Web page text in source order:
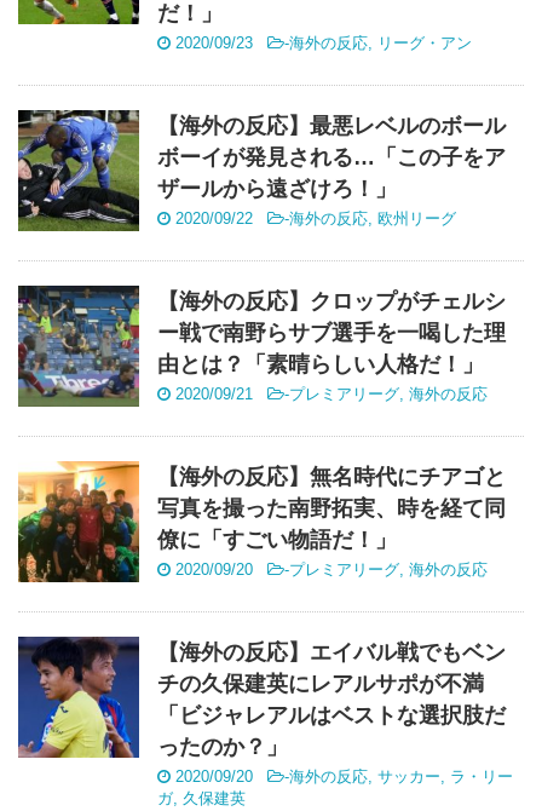
だ！」
2020/09/23 -海外の反応, リーグ・アン
【海外の反応】最悪レベルのボール
ボーイが発見される…「この子をア
ザールから遠ざけろ！」
2020/09/22 -海外の反応, 欧州リーグ
【海外の反応】クロップがチェルシ
ー戦で南野らサブ選手を一喝した理
由とは？「素晴らしい人格だ！」
2020/09/21 -プレミアリーグ, 海外の反応
【海外の反応】無名時代にチアゴと
写真を撮った南野拓実、時を経て同
僚に「すごい物語だ！」
2020/09/20 -プレミアリーグ, 海外の反応
【海外の反応】エイバル戦でもベン
チの久保建英にレアルサポが不満
「ビジャレアルはベストな選択肢だ
ったのか？」
2020/09/20 -海外の反応, サッカー, ラ・リー
ガ, 久保建英